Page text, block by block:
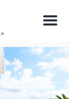
Menu